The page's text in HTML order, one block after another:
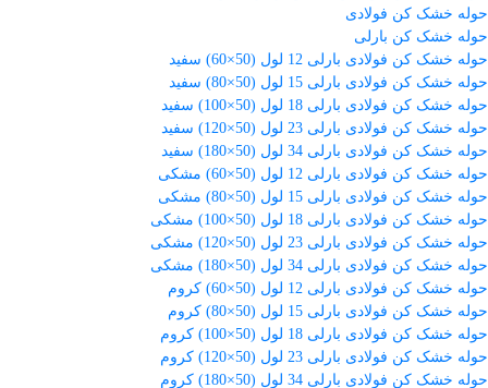
حوله خشک کن فولادی
حوله خشک کن بارلی
حوله خشک کن فولادی بارلی 12 لول (50×60) سفید
حوله خشک کن فولادی بارلی 15 لول (50×80) سفید
حوله خشک کن فولادی بارلی 18 لول (50×100) سفید
حوله خشک کن فولادی بارلی 23 لول (50×120) سفید
حوله خشک کن فولادی بارلی 34 لول (50×180) سفید
حوله خشک کن فولادی بارلی 12 لول (50×60) مشکی
حوله خشک کن فولادی بارلی 15 لول (50×80) مشکی
حوله خشک کن فولادی بارلی 18 لول (50×100) مشکی
حوله خشک کن فولادی بارلی 23 لول (50×120) مشکی
حوله خشک کن فولادی بارلی 34 لول (50×180) مشکی
حوله خشک کن فولادی بارلی 12 لول (50×60) کروم
حوله خشک کن فولادی بارلی 15 لول (50×80) کروم
حوله خشک کن فولادی بارلی 18 لول (50×100) کروم
حوله خشک کن فولادی بارلی 23 لول (50×120) کروم
حوله خشک کن فولادی بارلی 34 لول (50×180) کروم